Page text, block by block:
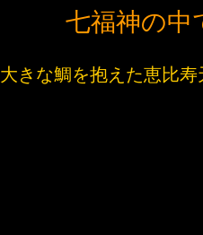
七福神の中
大きな鯛を抱えた恵比